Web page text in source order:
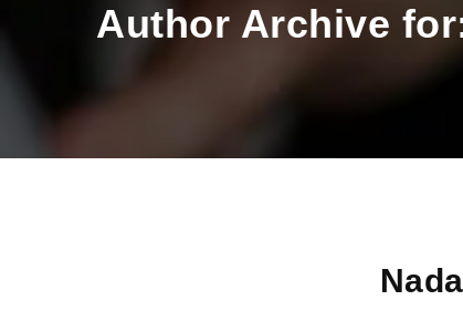
Author Archive